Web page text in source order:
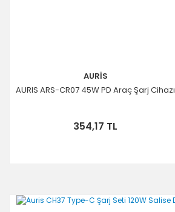
AURİS
AURIS ARS-CR07 45W PD Araç Şarj Cihazı
354,17 TL